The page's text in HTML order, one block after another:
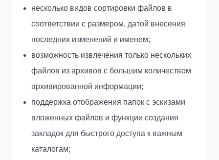
несколько видов сортировки файлов в
соответствии с размером, датой внесения
последних изменений и именем;
возможность извлечения только нескольких
файлов из архивов с большим количеством
архивированной информации;
поддержка отображения папок с эскизами
вложенных файлов и функции создания
закладок для быстрого доступа к важным
каталогам;